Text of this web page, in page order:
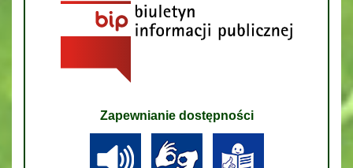
Zapewnianie dostępności